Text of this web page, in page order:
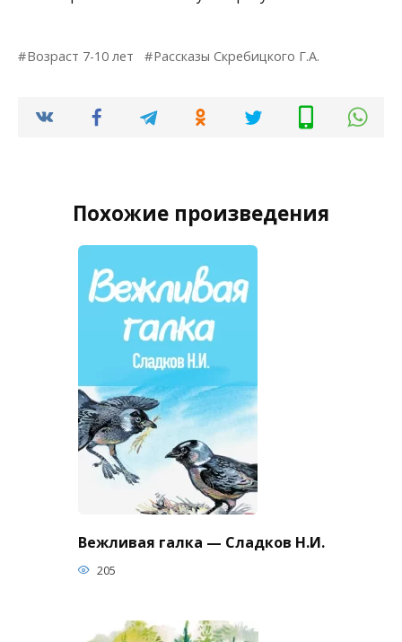
Возраст 7-10 лет Рассказы Скребицкого Г.А.
Похожие произведения
Вежливая галка — Сладков Н.И.
205